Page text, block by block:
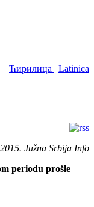
Ћирилица | Latinica
Južna Srbija Info
periodu prošle